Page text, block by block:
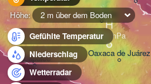
Höhe:
2 m über dem Boden
Gefühlte Temperatur
Niederschlag
Wetterradar
Acapulco Oaxaca de Juárez
Tehuacán
H